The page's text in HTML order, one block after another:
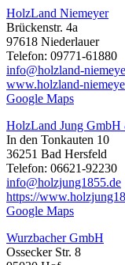
HolzLand Niemeyer
Brückenstr. 4a
97618 Niederlauer
Telefon: 09771-61880
info@holzland-
www.holzland-
Google Maps
HolzLand Jung
In den Tonkauten 10
36251 Bad Hersfeld
Telefon: 06621-92230
info@holzjung1855.de
https://
Google Maps
Wurzbacher GmbH
Ossecker Str. 8